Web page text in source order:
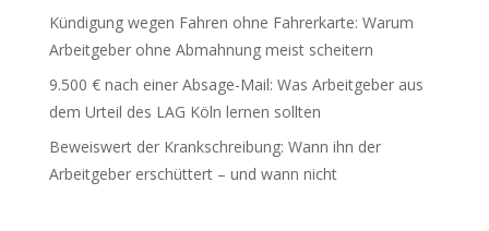
Kündigung wegen Fahren ohne Fahrerkarte: Warum
Arbeitgeber ohne Abmahnung meist scheitern
9.500 € nach einer Absage-Mail: Was Arbeitgeber aus
dem Urteil des LAG Köln lernen sollten
Beweiswert der Krankschreibung: Wann ihn der
Arbeitgeber erschüttert – und wann nicht